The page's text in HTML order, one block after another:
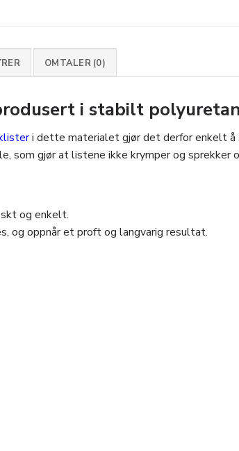
OMTALER (0)
i stabilt
i dette materialet gjør det derfor enkelt å
som gjør at listene ikke krymper og
og enkelt.
og oppnår et proft og langvarig resultat.